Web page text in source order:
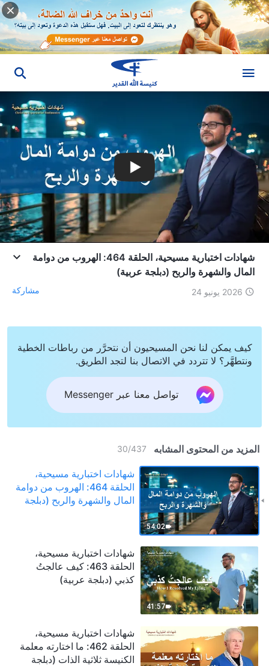
شهادات اختبارية مسيحية، الحلقة 464: الهروب من دوامة
المال والشهرة والربح (دبلجة عربية)
2026 يونيو 24 مشاركة
كيف يمكن لنا نحن المسيحيون أن نتحرَّر من رباطات الخطية
ونتطهَّر؟ لا تتردد في الاتصال بنا لتجد الطريق.
تواصل معنا عبر Messenger
المزيد من المحتوى المشابه 30/437
54:02
شهادات اختبارية مسيحية،
الحلقة 464: الهروب من دوامة
المال والشهرة والربح (دبلجة
41:57
شهادات اختبارية مسيحية،
الحلقة 463: كيف عالجتُ
كذبي (دبلجة عربية)
شهادات اختبارية مسيحية،
الحلقة 462: ما اختارته معلمة
الكنيسة ثلاثية الذات (دبلجة